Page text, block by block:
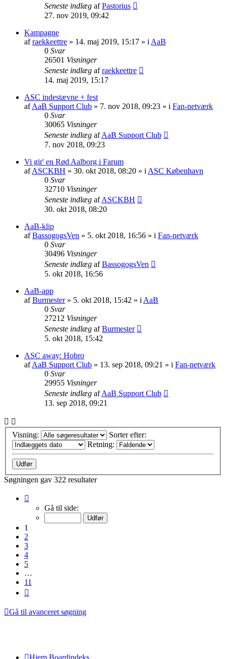
Seneste indlæg afPastorius
27. nov 2019, 09:42
Kampagne
afraekkeettre » 14. maj 2019, 15:17 » i AaB
0 Svar
26501 Visninger
Seneste indlæg afraekkeettre
14. maj 2019, 15:17
ASC indestævne + fest
afAaB Support Club » 7. nov 2018, 09:23 » i Fan-netværk
0 Svar
30065 Visninger
Seneste indlæg afAaB Support Club
7. nov 2018, 09:23
Vi gir' en Rød Aalborg i Farum
afASCKBH » 30. okt 2018, 08:20 » i ASC København
0 Svar
32710 Visninger
Seneste indlæg afASCKBH
30. okt 2018, 08:20
AaB-klip
afBassogogsVen » 5. okt 2018, 16:56 » i Fan-netværk
0 Svar
30496 Visninger
Seneste indlæg afBassogogsVen
5. okt 2018, 16:56
AaB-app
afBurmester» 5. okt 2018, 15:42 » i AaB
0 Svar
27212 Visninger
Seneste indlæg afBurmester
5. okt 2018, 15:42
ASC away: Hobro
afAaB Support Club » 13. sep 2018, 09:21 » i Fan-netværk
0 Svar
29955 Visninger
Seneste indlæg afAaB Support Club
13. sep 2018, 09:21
Visning:
Sorter efter:
Retning:
Søgningen gav 322 resultater
Gå til side:
1
2
3
4
5
…
11
Gå til avanceret søgning